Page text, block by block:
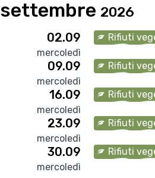
settembre 2026
02.09
mercoledì
Rifiuti
09.09
mercoledì
Rifiuti
16.09
mercoledì
Rifiuti
23.09
mercoledì
Rifiuti
30.09
mercoledì
Rifiuti